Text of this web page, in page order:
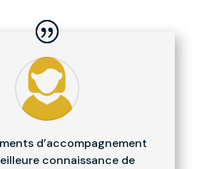
d’accompagnement
connaissance de